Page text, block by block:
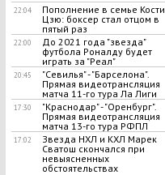
22:04
​Пополнение в семье Кости
Цзю: боксер стал отцом в
пятый раз
22:00
До 2021 года "звезда"
футбола Роналду будет
играть за "Реал"
20:45
"Севилья" - "Барселона".
Прямая видеотрансляция
матча 11-го тура Ла Лиги
17:30
"Краснодар" - "Оренбург".
Прямая видеотрансляция
матча 13-го тура РФПЛ
17:02
Звезда НХЛ и КХЛ Марек
Сватош скончался при
невыясненных
обстоятельствах